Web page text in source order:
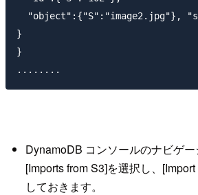
"object":{"S":"image2.jpg"},
}
}
DynamoDB コンソールのナビゲー
[Imports from S3]を選択し、
しておきます。